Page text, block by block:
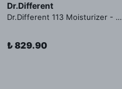
Dr.Different
Dr.Different 113 Moisturizer - Yağlı ve Hassas Cilt Tipleri İçin Yağ Asidi İçerikli Nemlendirici Krem
₺ 829.90